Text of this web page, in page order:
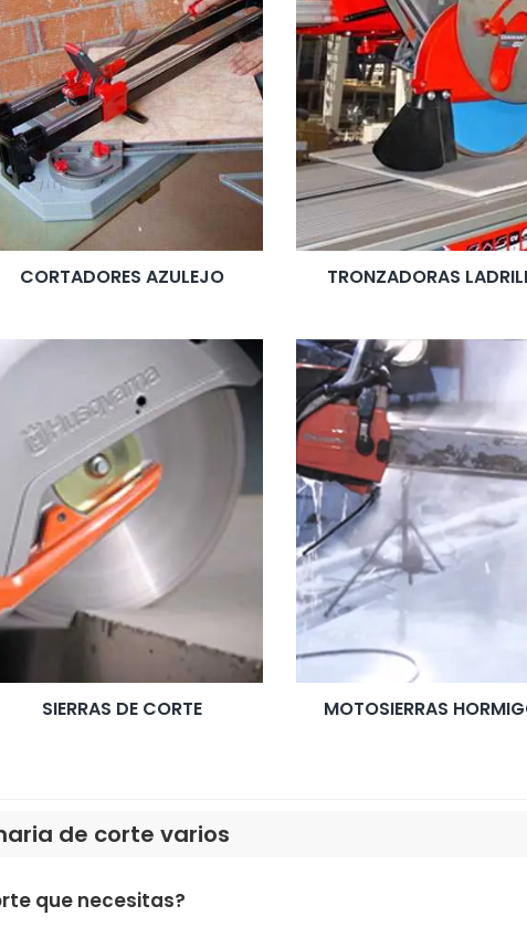
CORTADORES AZULEJO TRONZADORAS
SIERRAS DE CORTE MOTOSIERRAS
de corte varios
que necesitas?